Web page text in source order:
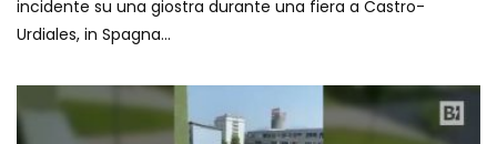
incidente su una giostra durante una fiera a Castro-
Urdiales, in Spagna...